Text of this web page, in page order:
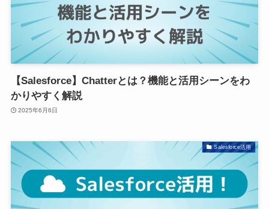
【Salesforce】Chatterとは？機能と活用シーンをわ
かりやすく解説
2025年6月6日
Salesforce活用